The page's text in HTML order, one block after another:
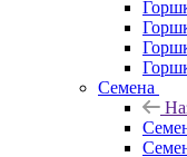
Семена